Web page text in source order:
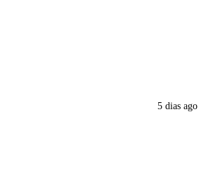
5 dias ago